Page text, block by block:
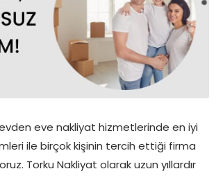
eve nakliyat hizmetlerinde en iyi
ile birçok kişinin tercih ettiği firma
Torku Nakliyat olarak uzun yıllardır